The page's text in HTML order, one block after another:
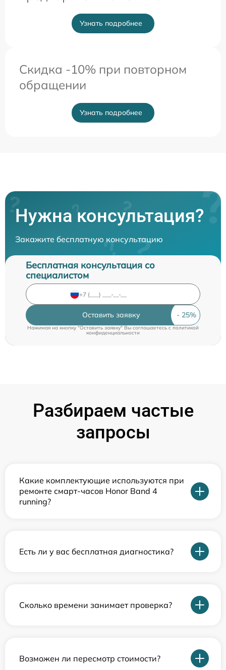
Узнать подробнее
Скидка -10% при повторном
обращении
Узнать подробнее
Нужна консультация?
Закажите бесплатную консультацию
Бесплатная консультация со
специалистом
Оставить заявку
Нажимая на кнопку "Оставить заявку" Вы соглашаетесь cполитикой
конфиденциальности
Разбираем частые
запросы
Какие комплектующие используются при
ремонте смарт-часов Honor Band 4
running?
Есть ли у вас бесплатная диагностика?
Сколько времени занимает проверка?
Возможен ли пересмотр стоимости?